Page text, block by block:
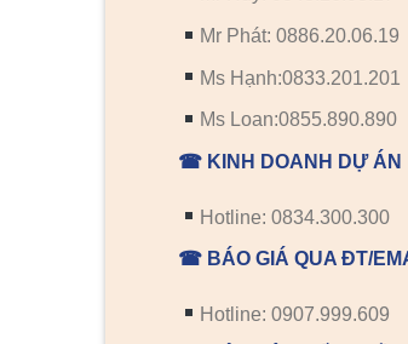
Mr Phát: 0886.20.06.19
Ms Hạnh:0833.201.201
Ms Loan:0855.890.890
☎ KINH DOANH DỰ ÁN
Hotline: 0834.300.300
☎ BÁO GIÁ QUA ĐT/
Hotline: 0907.999.609